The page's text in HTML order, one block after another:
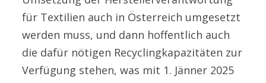
für Textilien auch in Österreich umgesetzt
werden muss, und dann hoffentlich auch
die dafür nötigen Recyclingkapazitäten zur
Verfügung stehen, was mit 1. Jänner 2025